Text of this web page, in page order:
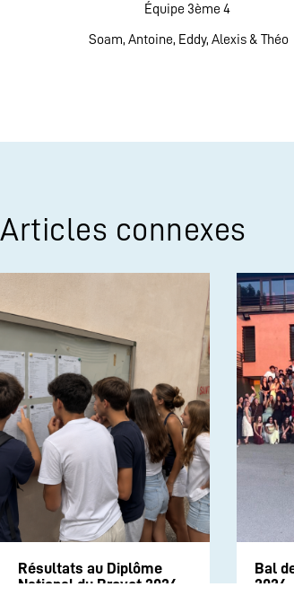
Équipe 3ème 4
Soam, Antoine, Eddy, Alexis & Théo
Articles connexes
Résultats au Diplôme
National du Brevet 2026
Bal
2026